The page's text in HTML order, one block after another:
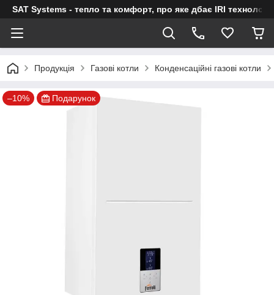
SAT Systems - тепло та комфорт, про яке дбає IRI технологія
Продукція Газові котли Конденсаційні газові котли
–10% Подарунок